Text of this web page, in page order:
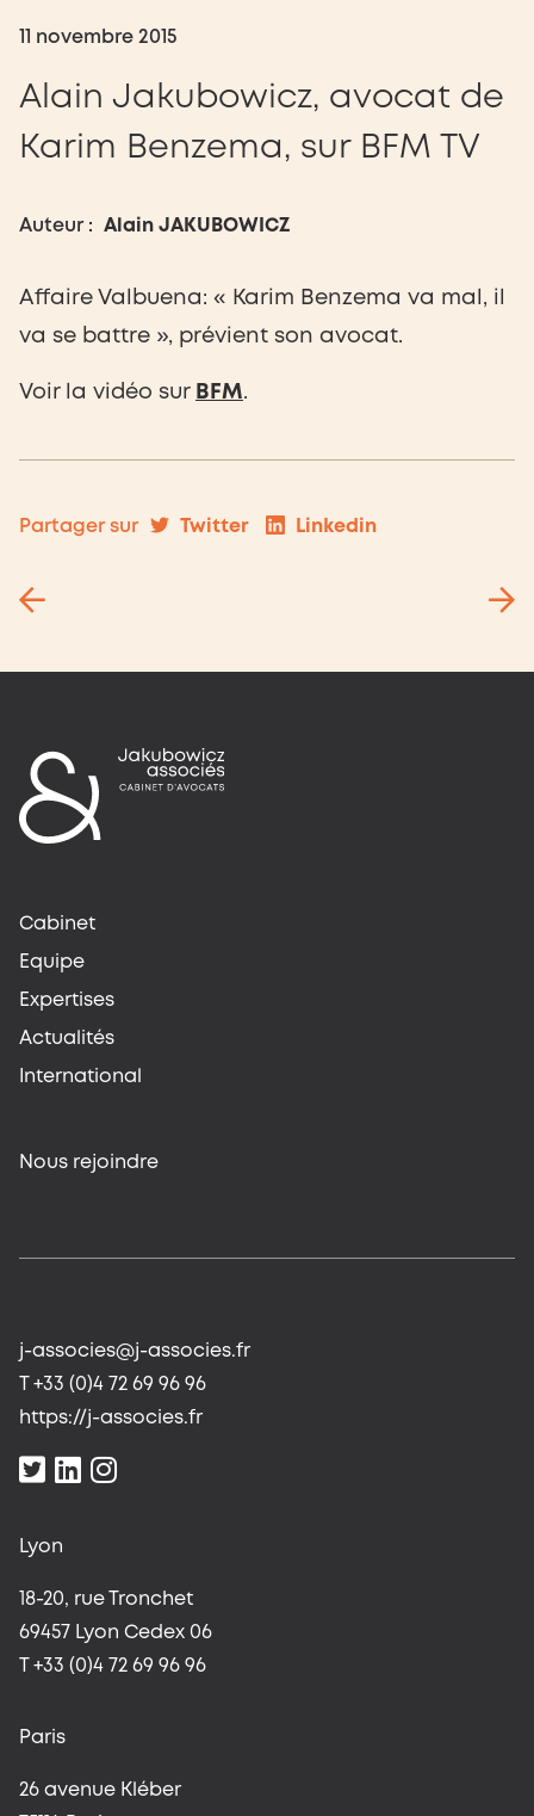
11 novembre 2015
Alain Jakubowicz, avocat de
Karim Benzema, sur BFM TV
Auteur : Alain JAKUBOWICZ
Affaire Valbuena: « Karim Benzema va mal, il
va se battre », prévient son avocat.
Voir la vidéo sur BFM.
Partager sur Twitter Linkedin
Cabinet
Equipe
Expertises
Actualités
International
Nous rejoindre
j-associes@j-associes.fr
T +33 (0)4 72 69 96 96
https://j-associes.fr
Lyon
18-20, rue Tronchet
69457 Lyon Cedex 06
T +33 (0)4 72 69 96 96
Paris
26 avenue Kléber